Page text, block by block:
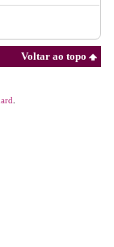
Voltar ao topo